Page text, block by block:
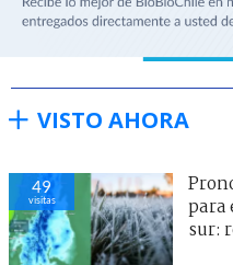
VISTO AHORA
49
visitas
para
sur: